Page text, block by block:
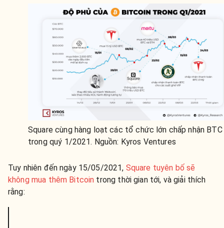
Square cùng hàng loạt các tổ chức lớn chấp nhận BTC
trong quý 1/2021. Nguồn: Kyros Ventures
Tuy nhiên đến ngày 15/05/2021, Square tuyên bố sẽ
không mua thêm Bitcoin trong thời gian tới, và giải thích
rằng: